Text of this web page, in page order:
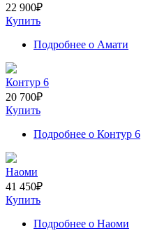
22 900₽
Купить
Подробнее о Амати
Контур 6
20 700₽
Купить
Подробнее о Контур 6
Наоми
41 450₽
Купить
Подробнее о Наоми